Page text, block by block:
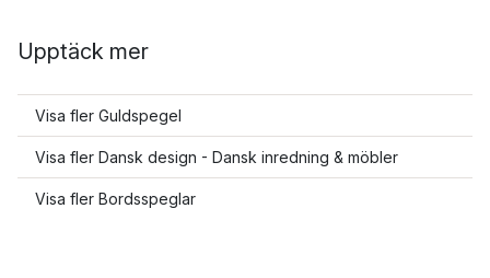
Upptäck mer
Visa fler Guldspegel
Visa fler Dansk design - Dansk inredning & möbler
Visa fler Bordsspeglar